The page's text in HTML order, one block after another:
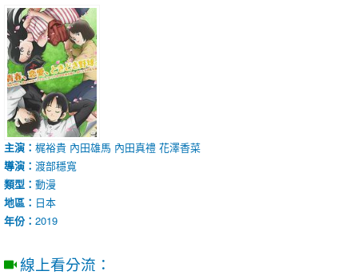
主演： 梶裕貴 內田雄馬 內田真禮 花澤香菜
導演： 渡部穩寬
類型： 動漫
地區： 日本
年份： 2019
線上看分流：